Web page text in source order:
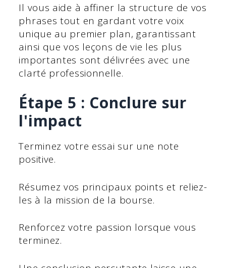
Il vous aide à affiner la structure de vos
phrases tout en gardant votre voix
unique au premier plan, garantissant
ainsi que vos leçons de vie les plus
importantes sont délivrées avec une
clarté professionnelle.
Étape 5 : Conclure sur
l'impact
Terminez votre essai sur une note
positive.
Résumez vos principaux points et reliez-
les à la mission de la bourse.
Renforcez votre passion lorsque vous
terminez.